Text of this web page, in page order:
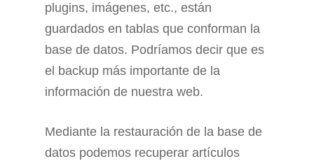
plugins, imágenes, etc., están
guardados en tablas que conforman la
base de datos. Podríamos decir que es
el backup más importante de la
información de nuestra web.
Mediante la restauración de la base de
datos podemos recuperar artículos